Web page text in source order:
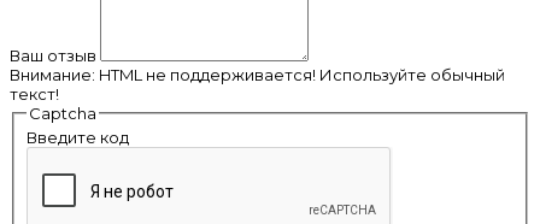
Ваш отзыв
Внимание: HTML не поддерживается! Используйте обычный
текст!
Captcha
Введите код